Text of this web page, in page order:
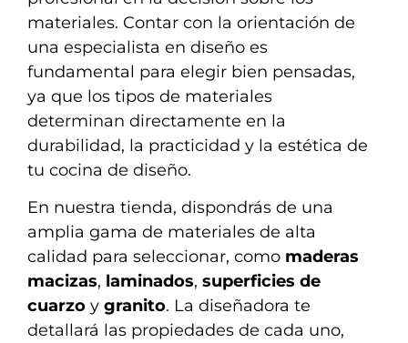
materiales. Contar con la orientación de
una especialista en diseño es
fundamental para elegir bien pensadas,
ya que los tipos de materiales
determinan directamente en la
durabilidad, la practicidad y la estética de
tu cocina de diseño.
En nuestra tienda, dispondrás de una
amplia gama de materiales de alta
calidad para seleccionar, como maderas
macizas, laminados, superficies de
cuarzo y granito. La diseñadora te
detallará las propiedades de cada uno,